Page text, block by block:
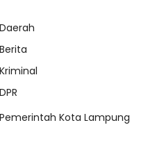
Daerah
Berita
Kriminal
DPR
Pemerintah Kota Lampung